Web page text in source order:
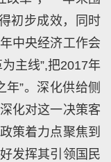
初步成效，同时
中央经济工作会
主线”,把2017年
”。深化供给侧
化对这一决策客
策着力点聚焦到
发挥其引领国民